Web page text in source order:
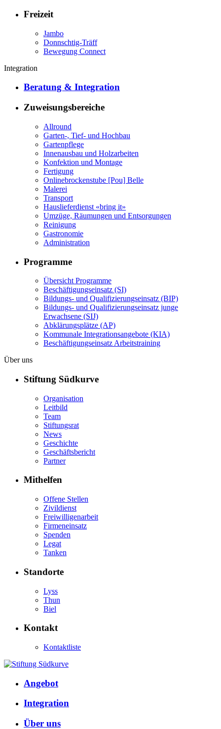
Freizeit
Jambo
Donnschtig-Träff
Bewegung Connect
Integration
Beratung & Integration
Zuweisungsbereiche
Allround
Garten-, Tief- und Hochbau
Gartenpflege
Innenausbau und Holzarbeiten
Konfektion und Montage
Fertigung
Onlinebrockenstube [Pou] Belle
Malerei
Transport
Hauslieferdienst «bring it»
Umzüge, Räumungen und Entsorgungen
Reinigung
Gastronomie
Administration
Programme
Übersicht Programme
Beschäftigungseinsatz (SI)
Bildungs- und Qualifizierungseinsatz (BIP)
Bildungs- und Qualifizierungseinsatz junge
Erwachsene (SIJ)
Abklärungsplätze (AP)
Kommunale Integrationsangebote (KIA)
Beschäftigungseinsatz Arbeitstraining
Über uns
Stiftung Südkurve
Organisation
Leitbild
Team
Stiftungsrat
News
Geschichte
Geschäftsbericht
Partner
Mithelfen
Offene Stellen
Zivildienst
Freiwilligenarbeit
Firmeneinsatz
Spenden
Legat
Tanken
Standorte
Lyss
Thun
Biel
Kontakt
Kontaktliste
Angebot
Integration
Über uns